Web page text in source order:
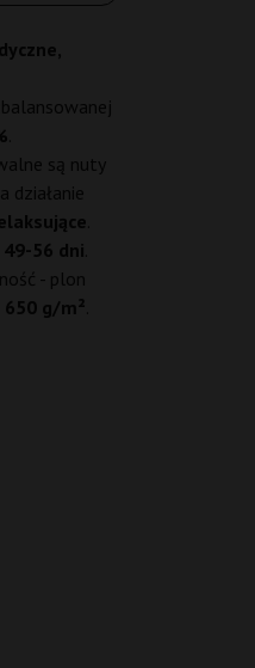
są nuty
, a działanie
49-56 dni
- plon
650 g/m²